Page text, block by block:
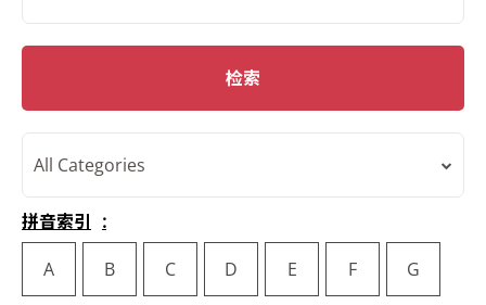
检索
All Categories
拼音索引
A
B C D E F G